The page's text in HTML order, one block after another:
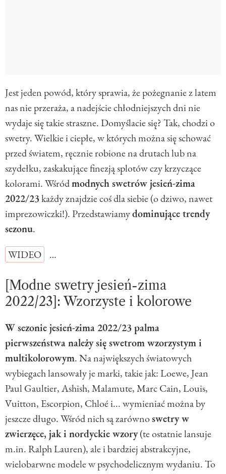
Jest jeden powód, który sprawia, że pożegnanie z latem
nas nie przeraża, a nadejście chłodniejszych dni nie
wydaje się takie straszne. Domyślacie się? Tak, chodzi o
swetry. Wielkie i ciepłe, w których można się schować
przed światem, ręcznie robione na drutach lub na
szydełku, zaskakujące finezją splotów czy krzyczące
kolorami. Wśródmodnych swetrów jesień-zima
2022/23każdy znajdzie coś dla siebie (o dziwo, nawet
imprezowiczki!). Przedstawiamydominujące trendy
sezonu.
WIDEO
…
[Modne swetry jesień-zima
2022/23]: Wzorzyste i kolorowe
W sezonie jesień-zima 2022/23 palma
pierwszeństwa należy się swetrom wzorzystym i
multikolorowym. Na największych światowych
wybiegach lansowały je marki, takie jak: Loewe, Jean
Paul Gaultier, Ashish, Malamute, Marc Cain, Louis,
Vuitton, Escorpion, Chloé i... wymieniać można by
jeszcze długo. Wśród nich są zarównoswetry w
zwierzęce, jak i nordyckie wzory(te ostatnie lansuje
m.in. Ralph Lauren), ale i bardziej abstrakcyjne,
wielobarwne modele w psychodelicznym wydaniu. To